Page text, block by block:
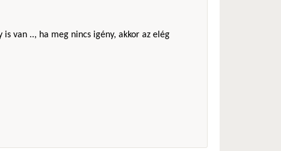
van .., ha meg nincs igény, akkor az elég